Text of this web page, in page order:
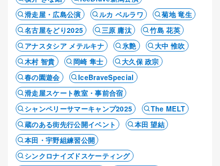
滑走屋・広島公演
ルカ ベルラワ
菊地 竜生
名古屋をどり2025
三原 庸汰
竹島 花英
アナスタシア メテルキナ
氷艶
大中 惟吹
木村 智貴
岡崎 隼士
大久保 政宗
春の園遊会
IceBraveSpecial
滑走屋スケート教室・事前合宿
シャンペリーサマーキャンプ2025
The MELT
蔵のある街先行公開イベント
本田 望結
本田・宇野組練習公開
シンクロナイズドスケーティング